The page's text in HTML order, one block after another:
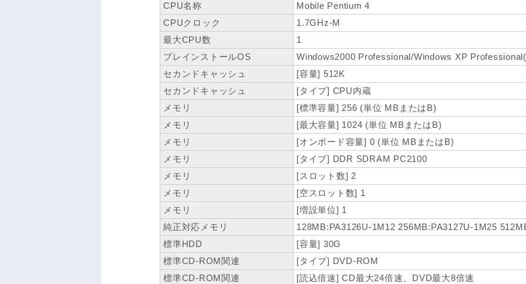
CPU名称
Mobile Pentium 4
CPUクロック
1.7GHz-M
最大CPU数
1
プレインストールOS
Windows2000 Professional/Windows XP
セカンドキャッシュ
[容量] 512K
セカンドキャッシュ
[タイプ] CPU内蔵
メモリ
[標準容量] 256 (単位 MBまたはB)
メモリ
[最大容量] 1024 (単位 MBまたはB)
メモリ
[オンボード容量] 0 (単位 MBまたはB)
メモリ
[タイプ] DDR SDRAM PC2100
メモリ
[スロット数] 2
メモリ
[空スロット数] 1
メモリ
[増設単位] 1
純正対応メモリ
128MB:PA3126U-1M12 256MB:PA3127U-1M25
標準HDD
[容量] 30G
標準CD-ROM関連
[タイプ] DVD-ROM
標準CD-ROM関連
[読込倍速] CD最大24倍速、DVD最大8倍速